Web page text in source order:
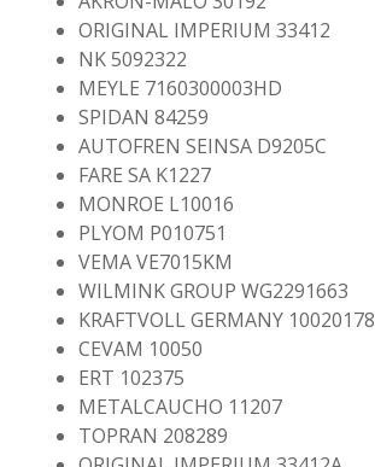
ORIGINAL IMPERIUM 33412
NK 5092322
MEYLE 7160300003HD
SPIDAN 84259
AUTOFREN SEINSA D9205C
FARE SA K1227
MONROE L10016
PLYOM P010751
VEMA VE7015KM
WILMINK GROUP WG2291663
KRAFTVOLL GERMANY 10020178
CEVAM 10050
ERT 102375
METALCAUCHO 11207
TOPRAN 208289